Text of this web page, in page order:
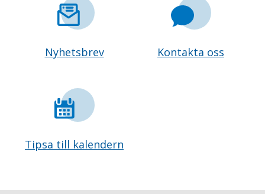
Nyhetsbrev Kontakta oss
Tipsa till kalendern